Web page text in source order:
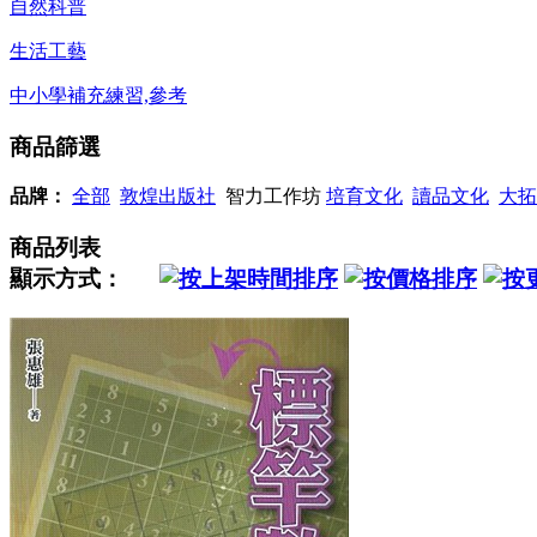
自然科普
生活工藝
中小學補充練習,參考
商品篩選
品牌： 全部 敦煌出版社 智力工作坊 培育文化 讀品文化 大
商品列表
顯示方式：